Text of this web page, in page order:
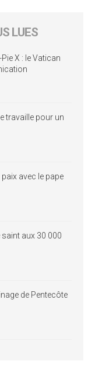
LUES
X : le Vatican
travaille pour un
avec le pape
aux 30 000
de Pentecôte